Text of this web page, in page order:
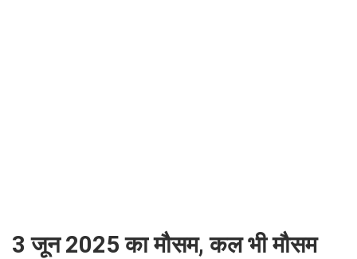
3 जून 2025 का मौसम, कल भी मौसम